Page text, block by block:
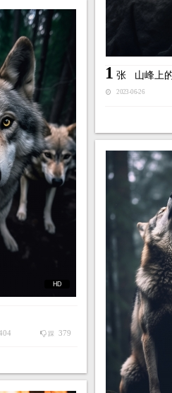
1 张 山峰上
2023-06-26
HD
踩 379